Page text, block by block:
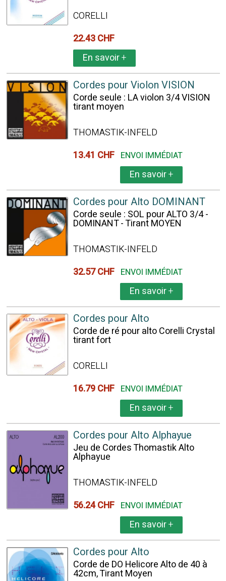
CORELLI
22.43 CHF
En savoir+
Cordes pour Violon VISION
Corde seule : LA violon 3/4 VISION
tirant moyen
THOMASTIK-INFELD
13.41 CHF ENVOI IMMÉDIAT
En savoir+
Cordes pour Alto DOMINANT
Corde seule : SOL pour ALTO 3/4 -
DOMINANT - Tirant MOYEN
THOMASTIK-INFELD
32.57 CHF ENVOI IMMÉDIAT
En savoir+
Cordes pour Alto
Corde de ré pour alto Corelli Crystal
tirant fort
CORELLI
16.79 CHF ENVOI IMMÉDIAT
En savoir+
Cordes pour Alto Alphayue
Jeu de Cordes Thomastik Alto
Alphayue
THOMASTIK-INFELD
56.24 CHF ENVOI IMMÉDIAT
En savoir+
Cordes pour Alto
Corde de DO Helicore Alto de 40 à
42cm, Tirant Moyen